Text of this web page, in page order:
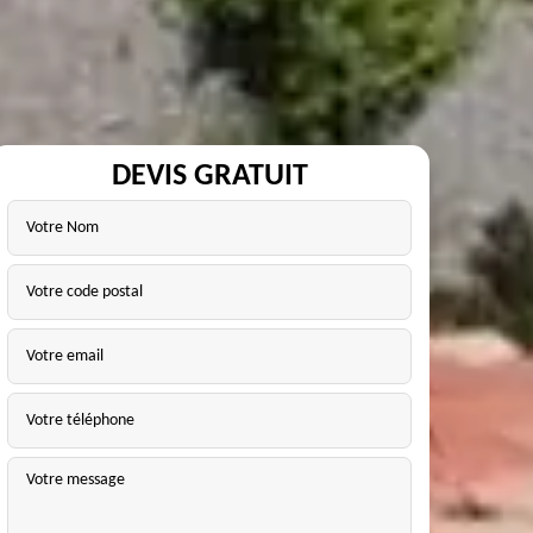
DEVIS GRATUIT